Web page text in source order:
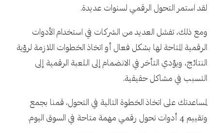
لقد استمر التحول الرقمي لسنوات عديدة.
ومع ذلك، تفشل العديد من الشركات في استخدام الأدوات
الرقمية المتاحة لها بشكل فعال أو اتخاذ الخطوات اللازمة لرؤية
النتائج، ويؤدي التأخر في الانضمام إلى اللعبة الرقمية إلى
التسبب في مشاكل حقيقية.
لمساعدتك على اتخاذ الخطوة التالية في التحول، قمنا بجمع
وتقييم 4 أدوات تحول رقمي مهمة متاحة في السوق اليوم.